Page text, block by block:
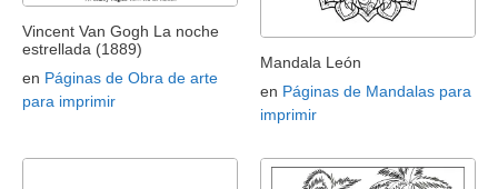
Vincent Van Gogh La noche
estrellada (1889)
en Páginas de Obra de arte
para imprimir
Mandala León
en Páginas de Mandalas para
imprimir